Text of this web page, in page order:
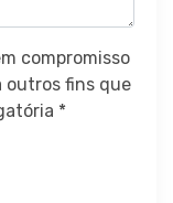
compromisso
outros fins que
*